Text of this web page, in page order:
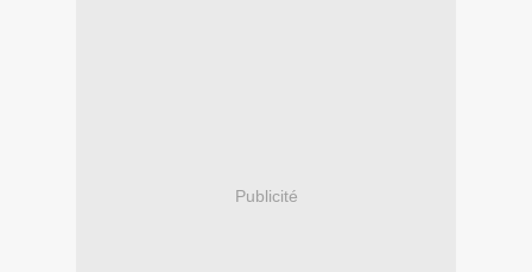
Publicité